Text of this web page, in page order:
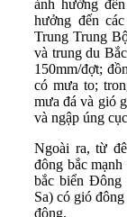
ảnh hưởng
hưởng đến
Trung Trung
và trung du
150mm/đợt;
có mưa to;
mưa đá và gió
và ngập úng
Ngoài ra, từ
đông bắc
bắc biển Đông
Sa) có gió
động.